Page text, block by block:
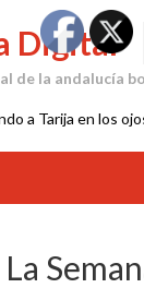
Digital
de la andalucía
a Tarija en los